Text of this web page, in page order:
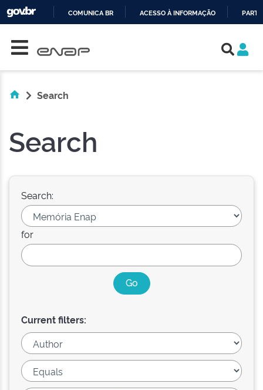
COMUNICA BR ACESSO À INFORMAÇÃO
Search
Search
Search:
for
Current filters: